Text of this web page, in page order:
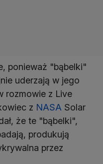
ponieważ "bąbelki"
uderzają w jego
rozmowie z Live
z NASA Solar
że te "bąbelki",
produkują
przez